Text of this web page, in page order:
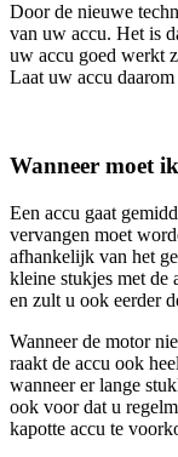
Door de nieuwe
van uw accu. Het is
uw accu goed werkt
Laat uw accu
Wanneer moet
Een accu gaat
vervangen moet
afhankelijk van het
kleine stukjes met de
en zult u ook eerder
Wanneer de motor
raakt de accu ook
wanneer er lange
ook voor dat u
kapotte accu te